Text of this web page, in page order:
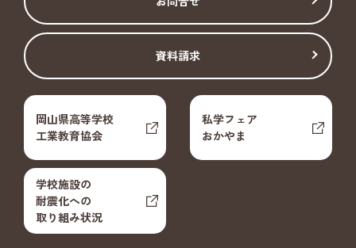
資料請求
岡山県高等学校
工業教育協会
私学フェア
おかやま
学校施設の
耐震化への
取り組み状況